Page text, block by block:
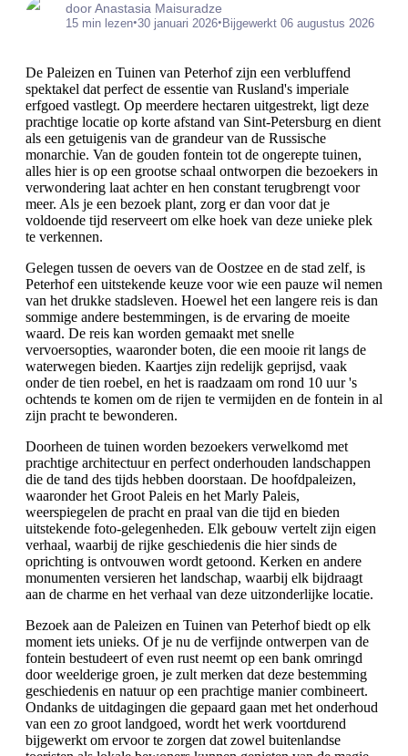
door Anastasia Maisuradze
15 min lezen•30 januari 2026•Bijgewerkt 06 augustus 2026
De Paleizen en Tuinen van Peterhof zijn een verbluffend
spektakel dat perfect de essentie van Rusland's imperiale
erfgoed vastlegt. Op meerdere hectaren uitgestrekt, ligt deze
prachtige locatie op korte afstand van Sint-Petersburg en dient
als een getuigenis van de grandeur van de Russische
monarchie. Van de gouden fontein tot de ongerepte tuinen,
alles hier is op een grootse schaal ontworpen die bezoekers in
verwondering laat achter en hen constant terugbrengt voor
meer. Als je een bezoek plant, zorg er dan voor dat je
voldoende tijd reserveert om elke hoek van deze unieke plek
te verkennen.
Gelegen tussen de oevers van de Oostzee en de stad zelf, is
Peterhof een uitstekende keuze voor wie een pauze wil nemen
van het drukke stadsleven. Hoewel het een langere reis is dan
sommige andere bestemmingen, is de ervaring de moeite
waard. De reis kan worden gemaakt met snelle
vervoersopties, waaronder boten, die een mooie rit langs de
waterwegen bieden. Kaartjes zijn redelijk geprijsd, vaak
onder de tien roebel, en het is raadzaam om rond 10 uur 's
ochtends te komen om de rijen te vermijden en de fontein in al
zijn pracht te bewonderen.
Doorheen de tuinen worden bezoekers verwelkomd met
prachtige architectuur en perfect onderhouden landschappen
die de tand des tijds hebben doorstaan. De hoofdpaleizen,
waaronder het Groot Paleis en het Marly Paleis,
weerspiegelen de pracht en praal van die tijd en bieden
uitstekende foto-gelegenheden. Elk gebouw vertelt zijn eigen
verhaal, waarbij de rijke geschiedenis die hier sinds de
oprichting is ontvouwen wordt getoond. Kerken en andere
monumenten versieren het landschap, waarbij elk bijdraagt
aan de charme en het verhaal van deze uitzonderlijke locatie.
Bezoek aan de Paleizen en Tuinen van Peterhof biedt op elk
moment iets unieks. Of je nu de verfijnde ontwerpen van de
fontein bestudeert of even rust neemt op een bank omringd
door weelderige groen, je zult merken dat deze bestemming
geschiedenis en natuur op een prachtige manier combineert.
Ondanks de uitdagingen die gepaard gaan met het onderhoud
van een zo groot landgoed, wordt het werk voortdurend
bijgewerkt om ervoor te zorgen dat zowel buitenlandse